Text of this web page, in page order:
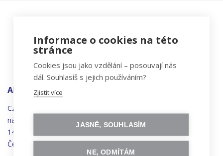
ADRESA
Czechitas, z.ú.
náměstí
Synků 1748/17
140 00 Praha 4 - Nusle
Česká republika
Informace o cookies na této
stránce
Cookies jsou jako vzdělání – posouvají nás
dál. Souhlasíš s jejich používáním?
Zjistit více
JASNĚ, SOUHLASÍM
NE, ODMÍTÁM